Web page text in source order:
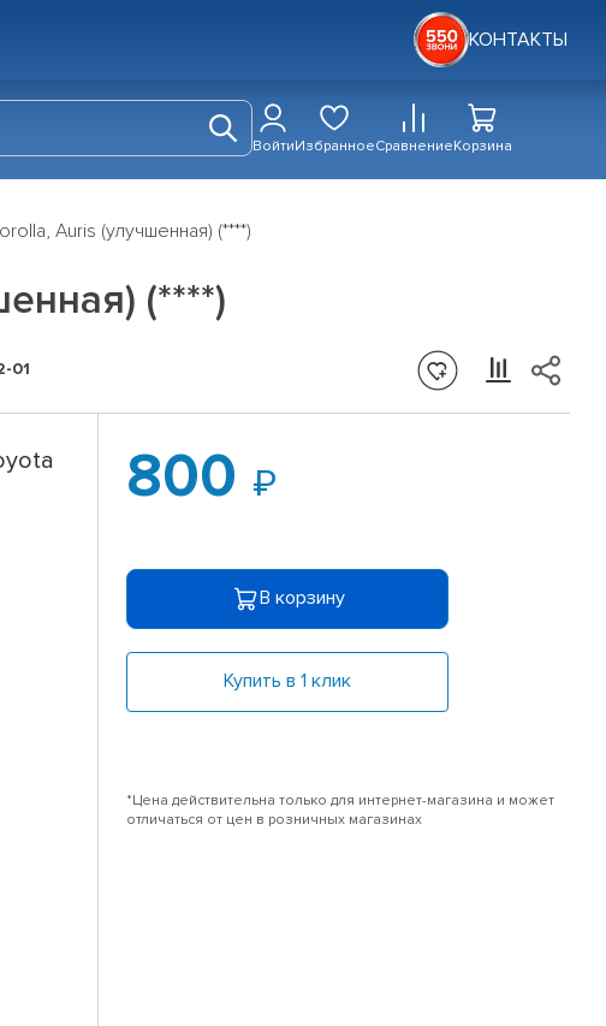
КОНТАКТЫ
ВойтиИзбранноеСравнениеКорзина
Auris (улучшенная) (****)
(****)
01
800
В корзину
Купить в 1 клик
*Цена действительна только для интернет-магазина и может
отличаться от цен в розничных магазинах